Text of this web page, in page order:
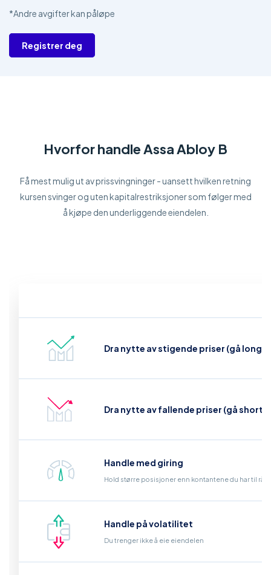
*Andre avgifter kan påløpe
Registrer deg
Hvorfor handle Assa Abloy B
Få mest mulig ut av prissvingninger - uansett hvilken retning
kursen svinger og uten kapitalrestriksjoner som følger med
å kjøpe den underliggende eiendelen.
Dra nytte av stigende priser (gå long)
Dra nytte av fallende priser (gå short)
Handle med giring
Hold større posisjoner enn kontantene du har til
Handle på volatilitet
Du trenger ikke å eie eiendelen